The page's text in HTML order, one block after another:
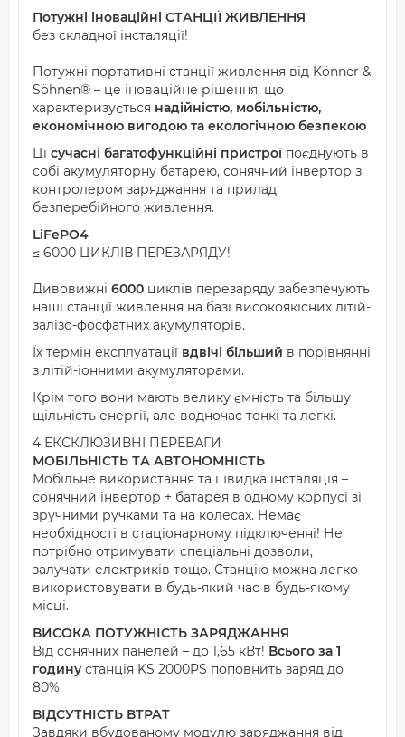
Потужні іноваційні СТАНЦІЇ ЖИВЛЕННЯ
без складної інсталяції!
Потужні портативні станції живлення від Könner &
Söhnen® – це іноваційне рішення, що
характеризується надійністю, мобільністю,
економічною вигодою та екологічною безпекою
Ці сучасні багатофункційні пристрої поєднують в
собі акумуляторну батарею, сонячний інвертор з
контролером заряджання та прилад
безперебійного живлення.
LiFePO4
≤ 6000 ЦИКЛІВ ПЕРЕЗАРЯДУ!
Дивовижні 6000 циклів перезаряду забезпечують
наші станції живлення на базі високоякісних літій-
залізо-фосфатних акумуляторів.
Їх термін експлуатації вдвічі більший в порівнянні
з літій-іонними акумуляторами.
Крім того вони мають велику ємність та більшу
щільність енергії, але водночас тонкі та легкі.
4 ЕКСКЛЮЗИВНІ ПЕРЕВАГИ
МОБІЛЬНІСТЬ ТА АВТОНОМНІСТЬ
Мобільне використання та швидка інсталяція –
сонячний інвертор + батарея в одному корпусі зі
зручними ручками та на колесах. Немає
необхідності в стаціонарному підключенні! Не
потрібно отримувати спеціальні дозволи,
залучати електриків тощо. Станцію можна легко
використовувати в будь-який час в будь-якому
місці.
ВИСОКА ПОТУЖНІСТЬ ЗАРЯДЖАННЯ
Від сонячних панелей – до 1,65 кВт! Всього за 1
годину станція KS 2000PS поповнить заряд до
80%.
ВІДСУТНІСТЬ ВТРАТ
Завдяки вбудованому модулю заряджання від